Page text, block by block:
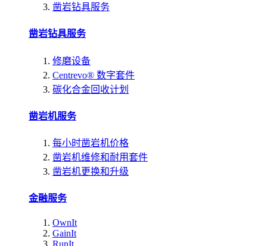
凿岩钻具服务
凿岩钻具服务
修磨设备
Centrevo® 数字套件
碳化合金回收计划
凿岩机服务
每小时凿岩机价格
凿岩机维修和耐用套件
凿岩机更换和升级
金融服务
OwnIt
GainIt
RunIt